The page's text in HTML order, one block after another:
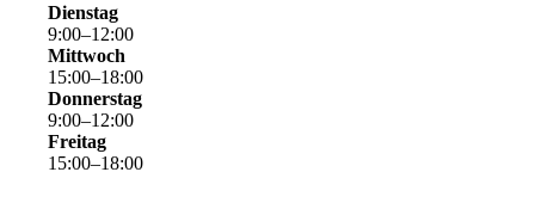
Dienstag
9:00–12:00
Mittwoch
15:00–18:00
Donnerstag
9:00–12:00
Freitag
15:00–18:00